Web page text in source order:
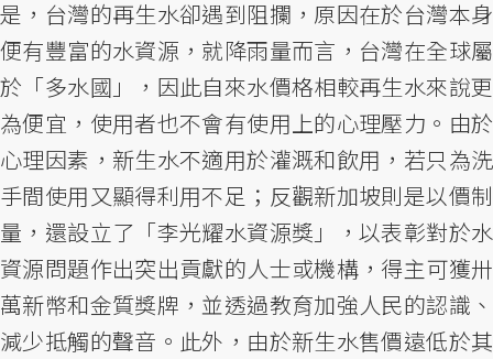
是，台灣的再生水卻遇到阻攔，原因在於台灣本身
便有豐富的水資源，就降雨量而言，台灣在全球屬
於「多水國」，因此自來水價格相較再生水來說更
為便宜，使用者也不會有使用上的心理壓力。由於
心理因素，新生水不適用於灌溉和飲用，若只為洗
手間使用又顯得利用不足；反觀新加坡則是以價制
量，還設立了「李光耀水資源獎」，以表彰對於水
資源問題作出突出貢獻的人士或機構，得主可獲卅
萬新幣和金質獎牌，並透過教育加強人民的認識、
減少抵觸的聲音。此外，由於新生水售價遠低於其